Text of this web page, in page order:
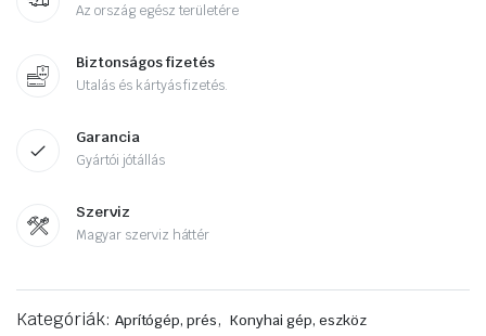
Az ország egész területére
Biztonságos fizetés
Utalás és kártyás fizetés.
Garancia
Gyártói jótállás
Szerviz
Magyar szerviz háttér
Kategóriák: Aprítógép, prés, Konyhai gép, eszköz